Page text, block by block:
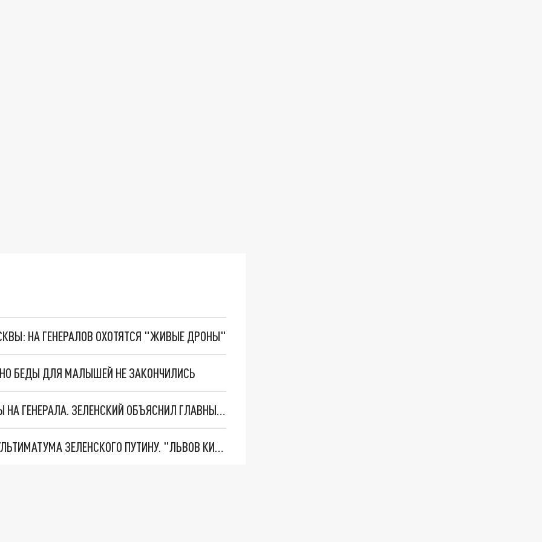
НА ГЕНЕРАЛОВ ОХОТЯТСЯ "ЖИВЫЕ ДРОНЫ"
БЕДЫ ДЛЯ МАЛЫШЕЙ НЕ ЗАКОНЧИЛИСЬ
"МЫ ВАС ЗАСТАВИМ": ЖУТКИЕ ДЕТАЛИ ОХОТЫ НА ГЕНЕРАЛА. ЗЕЛЕНСКИЙ ОБЪЯСНИЛ ГЛАВНЫЙ СМЫСЛ ТЕРАКТА В ЦЕНТРЕ МОСКВЫ
НОВОЕ МАСШТАБНЕЙШЕЕ НАСТУПЛЕНИЕ. ТРИ УЛЬТИМАТУМА ЗЕЛЕНСКОГО ПУТИНУ. "ЛЬВОВ КИМА" ПОСТАВЯТ НА ПВО? ГЛОБАЛЬНЫЙ ПРОРЫВ ПОД ЗАПОРОЖЬЕМ